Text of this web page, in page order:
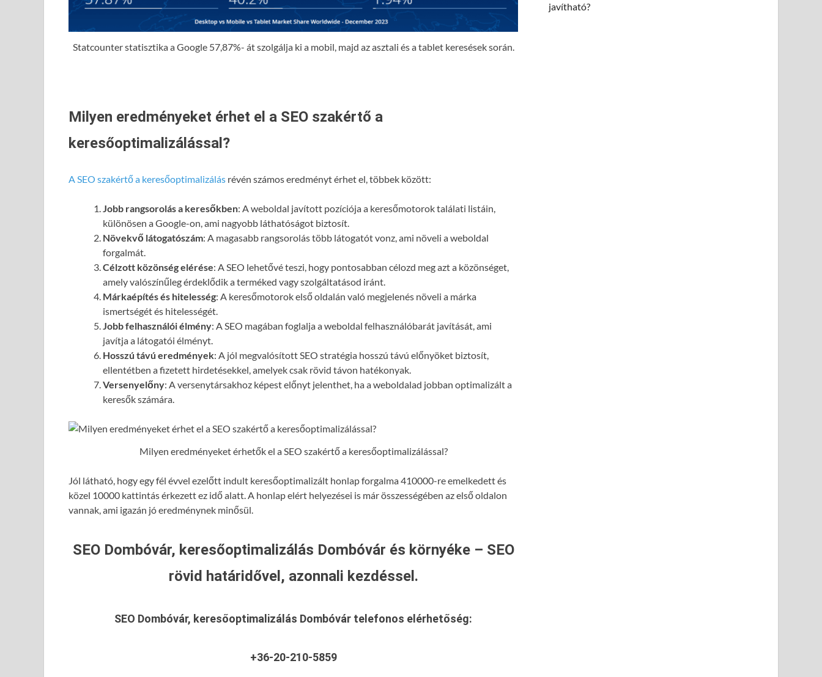
Statcounter statisztika a Google 57,87%- át szolgálja ki a mobil, majd az asztali és a tablet keresések során.
Milyen eredményeket érhet el a SEO szakértő a
keresőoptimalizálással?
A SEO szakértő a keresőoptimalizálás révén számos eredményt érhet el, többek között:
Jobb rangsorolás a keresőkben: A weboldal javított pozíciója a keresőmotorok találati listáin,
különösen a Google-on, ami nagyobb láthatóságot biztosít.
Növekvő látogatószám: A magasabb rangsorolás több látogatót vonz, ami növeli a weboldal
forgalmát.
Célzott közönség elérése: A SEO lehetővé teszi, hogy pontosabban célozd meg azt a közönséget,
amely valószínűleg érdeklődik a terméked vagy szolgáltatásod iránt.
Márkaépítés és hitelesség: A keresőmotorok első oldalán való megjelenés növeli a márka
ismertségét és hitelességét.
Jobb felhasználói élmény: A SEO magában foglalja a weboldal felhasználóbarát javítását, ami
javítja a látogatói élményt.
Hosszú távú eredmények: A jól megvalósított SEO stratégia hosszú távú előnyöket biztosít,
ellentétben a fizetett hirdetésekkel, amelyek csak rövid távon hatékonyak.
Versenyelőny: A versenytársakhoz képest előnyt jelenthet, ha a weboldalad jobban optimalizált a
keresők számára.
Milyen eredményeket érhetők el a SEO szakértő a keresőoptimalizálással?
Jól látható, hogy egy fél évvel ezelőtt indult keresőoptimalizált honlap forgalma 410000-re emelkedett és
közel 10000 kattintás érkezett ez idő alatt. A honlap elért helyezései is már összességében az első oldalon
vannak, ami igazán jó eredménynek minősül.
SEO Dombóvár, keresőoptimalizálás Dombóvár és környéke – SEO
rövid határidővel, azonnali kezdéssel.
SEO Dombóvár, keresőoptimalizálás Dombóvár telefonos elérhetőség:
+36-20-210-5859
javítható?